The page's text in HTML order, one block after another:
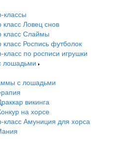
классы
класс Ловец снов
класс Слаймы
класс Роспись футболок
класс по росписи игрушки
лошадьми
с лошадьми
викинга
на хорсе
класс Амуниция для хорса